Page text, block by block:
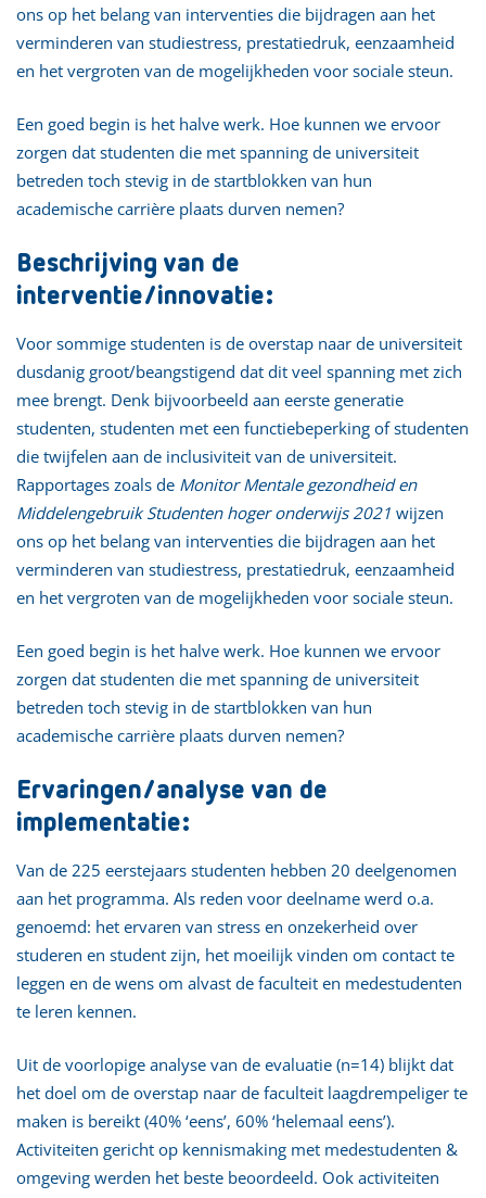
ons op het belang van interventies die bijdragen aan het
verminderen van studiestress, prestatiedruk, eenzaamheid
en het vergroten van de mogelijkheden voor sociale steun.
Een goed begin is het halve werk. Hoe kunnen we ervoor
zorgen dat studenten die met spanning de universiteit
betreden toch stevig in de startblokken van hun
academische carrière plaats durven nemen?
Beschrijving van de
interventie/innovatie:
Voor sommige studenten is de overstap naar de universiteit
dusdanig groot/beangstigend dat dit veel spanning met zich
mee brengt. Denk bijvoorbeeld aan eerste generatie
studenten, studenten met een functiebeperking of studenten
die twijfelen aan de inclusiviteit van de universiteit.
Rapportages zoals de Monitor Mentale gezondheid en
Middelengebruik Studenten hoger onderwijs 2021 wijzen
ons op het belang van interventies die bijdragen aan het
verminderen van studiestress, prestatiedruk, eenzaamheid
en het vergroten van de mogelijkheden voor sociale steun.
Een goed begin is het halve werk. Hoe kunnen we ervoor
zorgen dat studenten die met spanning de universiteit
betreden toch stevig in de startblokken van hun
academische carrière plaats durven nemen?
Ervaringen/analyse van de
implementatie:
Van de 225 eerstejaars studenten hebben 20 deelgenomen
aan het programma. Als reden voor deelname werd o.a.
genoemd: het ervaren van stress en onzekerheid over
studeren en student zijn, het moeilijk vinden om contact te
leggen en de wens om alvast de faculteit en medestudenten
te leren kennen.
Uit de voorlopige analyse van de evaluatie (n=14) blijkt dat
het doel om de overstap naar de faculteit laagdrempeliger te
maken is bereikt (40% ‘eens’, 60% ‘helemaal eens’).
Activiteiten gericht op kennismaking met medestudenten &
omgeving werden het beste beoordeeld. Ook activiteiten